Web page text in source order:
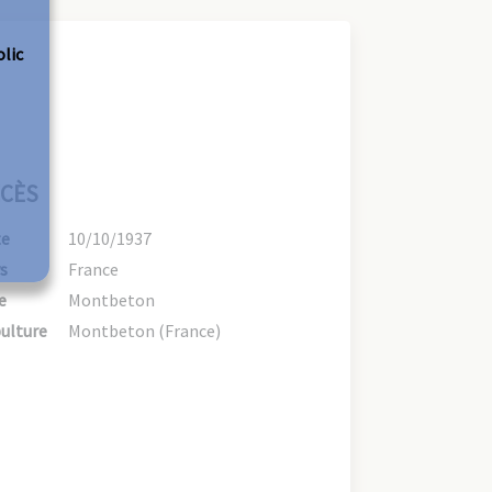
10/10/1937
France
Montbeton
Montbeton (France)